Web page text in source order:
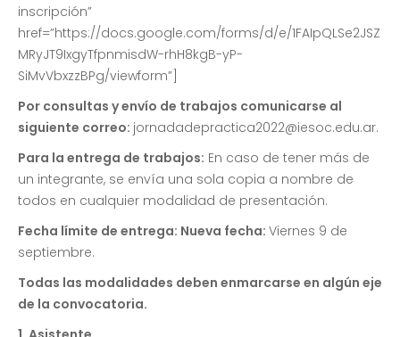
inscripción”
href=”https://docs.google.com/forms/d/e/1FAIpQLSe2JSZ
MRyJT9IxgyTfpnmisdW-rhH8kgB-yP-
SiMvVbxzzBPg/viewform”]
Por consultas y envío de trabajos comunicarse al
siguiente correo: jornadadepractica2022@iesoc.edu.ar.
Para la entrega de trabajos: En caso de tener más de
un integrante, se envía una sola copia a nombre de
todos en cualquier modalidad de presentación.
Fecha límite de entrega: Nueva fecha: Viernes 9 de
septiembre.
Todas las modalidades deben enmarcarse en algún eje
de la convocatoria.